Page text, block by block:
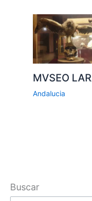
MVSEO
Andalucia
Buscar